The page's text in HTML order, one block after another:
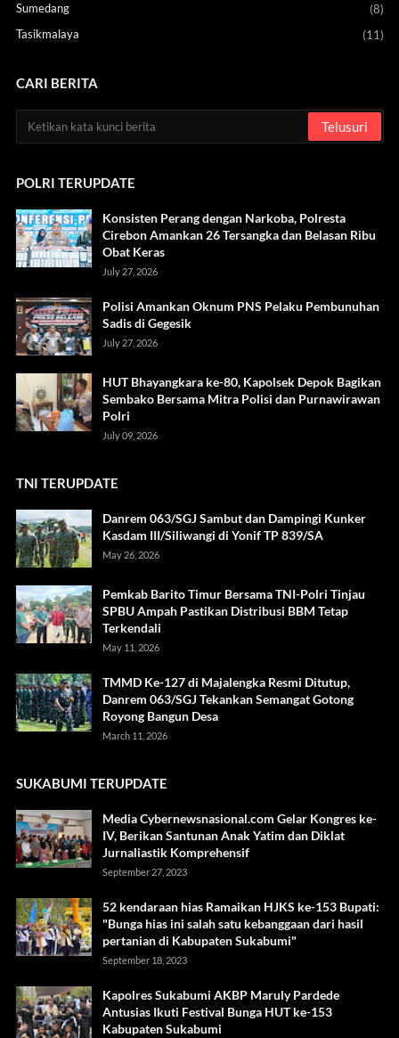
Sumedang
(8)
Tasikmalaya
(11)
CARI BERITA
POLRI TERUPDATE
Konsisten Perang dengan Narkoba, Polresta
Cirebon Amankan 26 Tersangka dan Belasan Ribu
Obat Keras
July 27, 2026
Polisi Amankan Oknum PNS Pelaku Pembunuhan
Sadis di Gegesik
July 27, 2026
HUT Bhayangkara ke-80, Kapolsek Depok Bagikan
Sembako Bersama Mitra Polisi dan Purnawirawan
Polri
July 09, 2026
TNI TERUPDATE
Danrem 063/SGJ Sambut dan Dampingi Kunker
Kasdam III/Siliwangi di Yonif TP 839/SA
May 26, 2026
Pemkab Barito Timur Bersama TNI-Polri Tinjau
SPBU Ampah Pastikan Distribusi BBM Tetap
Terkendali
May 11, 2026
TMMD Ke-127 di Majalengka Resmi Ditutup,
Danrem 063/SGJ Tekankan Semangat Gotong
Royong Bangun Desa
March 11, 2026
SUKABUMI TERUPDATE
Media Cybernewsnasional.com Gelar Kongres ke-
IV, Berikan Santunan Anak Yatim dan Diklat
Jurnaliastik Komprehensif
September 27, 2023
52 kendaraan hias Ramaikan HJKS ke-153 Bupati:
"Bunga hias ini salah satu kebanggaan dari hasil
pertanian di Kabupaten Sukabumi"
September 18, 2023
Kapolres Sukabumi AKBP Maruly Pardede
Antusias Ikuti Festival Bunga HUT ke-153
Kabupaten Sukabumi